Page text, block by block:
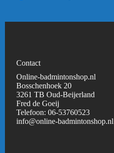
Contact
Online-badmintonshop.nl
Bosschenhoek 20
3261 TB Oud-Beijerland
Fred de Goeij
Telefoon:06-53760523
info@online-badmintonshop.nl